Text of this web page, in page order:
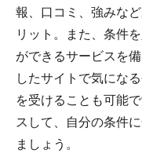
報、口コミ、強みな
リット。また、条件
ができるサービスを
したサイトで気にな
を受けることも可能
スして、自分の条件
ましょう。